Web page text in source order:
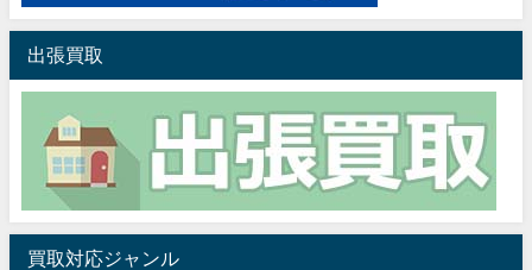
出張買取
買取対応ジャンル